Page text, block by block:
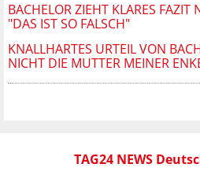
BACHELOR ZIEHT KLARES FAZIT
"DAS IST SO FALSCH"
KNALLHARTES URTEIL VON
NICHT DIE MUTTER MEINER
TAG24 NEWS